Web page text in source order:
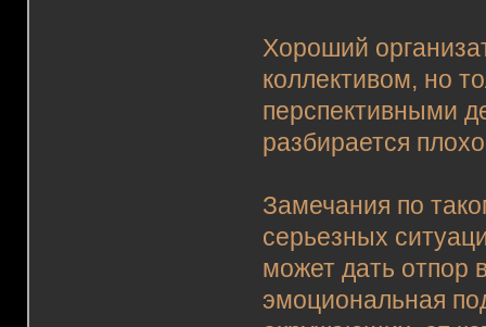
Хороший
коллективом, но
перспективными
разбирается
Замечания по
серьезных
может дать отпор
эмоциональная